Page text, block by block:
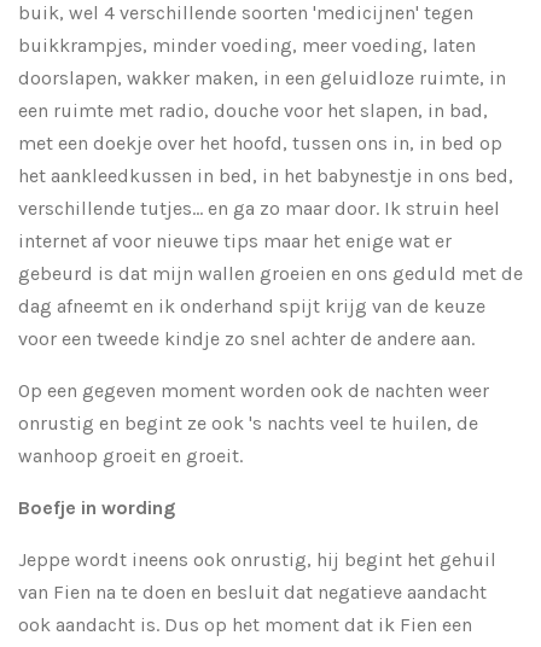
buik, wel 4 verschillende soorten 'medicijnen' tegen
buikkrampjes, minder voeding, meer voeding, laten
doorslapen, wakker maken, in een geluidloze ruimte, in
een ruimte met radio, douche voor het slapen, in bad,
met een doekje over het hoofd, tussen ons in, in bed op
het aankleedkussen in bed, in het babynestje in ons bed,
verschillende tutjes... en ga zo maar door. Ik struin heel
internet af voor nieuwe tips maar het enige wat er
gebeurd is dat mijn wallen groeien en ons geduld met de
dag afneemt en ik onderhand spijt krijg van de keuze
voor een tweede kindje zo snel achter de andere aan.
Op een gegeven moment worden ook de nachten weer
onrustig en begint ze ook 's nachts veel te huilen, de
wanhoop groeit en groeit.
Boefje in wording
Jeppe wordt ineens ook onrustig, hij begint het gehuil
van Fien na te doen en besluit dat negatieve aandacht
ook aandacht is. Dus op het moment dat ik Fien een